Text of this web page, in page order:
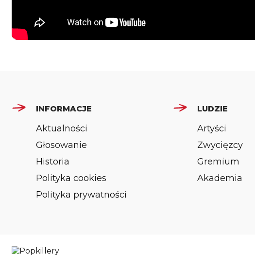
INFORMACJE
Aktualności
Głosowanie
Historia
Polityka cookies
Polityka prywatności
LUDZIE
Artyści
Zwycięzcy
Gremium
Akademia